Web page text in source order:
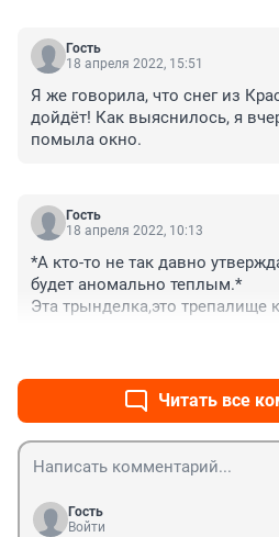
Гость
18 апреля 2022, 15:51
Я же говорила, что снег из
дойдёт! Как выяснилось, я
помыла окно.
Гость
18 апреля 2022, 10:13
*А кто-то не так давно
будет аномально теплым.*
Эта трынделка,это трепалище
Читать все
Гость
Войти